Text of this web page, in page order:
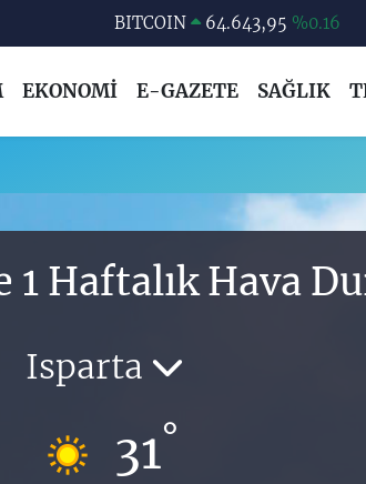
BITCOIN 64.643,95 %0.16
EURO
55,0250 %0.02
STERLİN
64,2398 %0.2
BİST100
%48
EKONOMİ E-GAZETE SAĞLIK
1 Haftalık Hava
Isparta
31°